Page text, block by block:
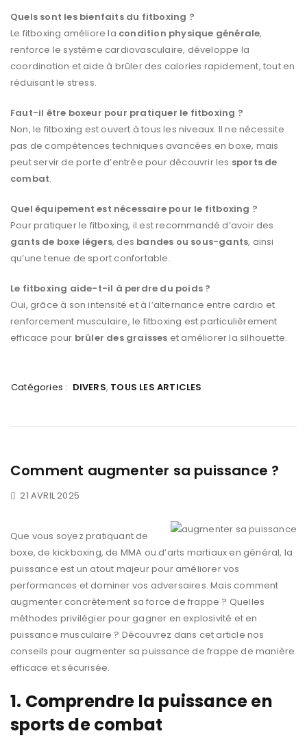
Quels sont les bienfaits du fitboxing ?
Le fitboxing améliore la condition physique générale,
renforce le système cardiovasculaire, développe la
coordination et aide à brûler des calories rapidement, tout en
réduisant le stress.
Faut-il être boxeur pour pratiquer le fitboxing ?
Non, le fitboxing est ouvert à tous les niveaux. Il ne nécessite
pas de compétences techniques avancées en boxe, mais
peut servir de porte d’entrée pour découvrir les sports de
combat.
Quel équipement est nécessaire pour le fitboxing ?
Pour pratiquer le fitboxing, il est recommandé d’avoir des
gants de boxe légers, des bandes ou sous-gants, ainsi
qu’une tenue de sport confortable.
Le fitboxing aide-t-il à perdre du poids ?
Oui, grâce à son intensité et à l’alternance entre cardio et
renforcement musculaire, le fitboxing est particulièrement
efficace pour brûler des graisses et améliorer la silhouette.
Catégories : DIVERS, TOUS LES ARTICLES
Comment augmenter sa puissance ?
21 AVRIL 2025
Que vous soyez pratiquant de
boxe, de kickboxing, de MMA ou d’arts martiaux en général, la
puissance est un atout majeur pour améliorer vos
performances et dominer vos adversaires. Mais comment
augmenter concrètement sa force de frappe ? Quelles
méthodes privilégier pour gagner en explosivité et en
puissance musculaire ? Découvrez dans cet article nos
conseils pour augmenter sa puissance de frappe de manière
efficace et sécurisée.
1. Comprendre la puissance en
sports de combat